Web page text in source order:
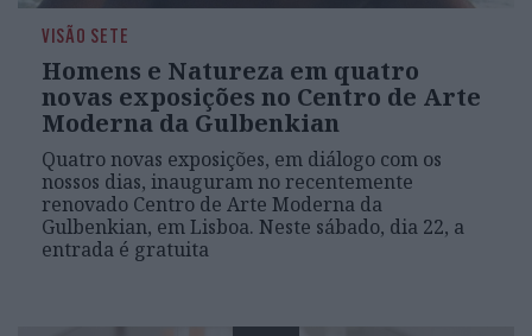
VISÃO SETE
Homens e Natureza em quatro
novas exposições no Centro de Arte
Moderna da Gulbenkian
Quatro novas exposições, em diálogo com os
nossos dias, inauguram no recentemente
renovado Centro de Arte Moderna da
Gulbenkian, em Lisboa. Neste sábado, dia 22, a
entrada é gratuita